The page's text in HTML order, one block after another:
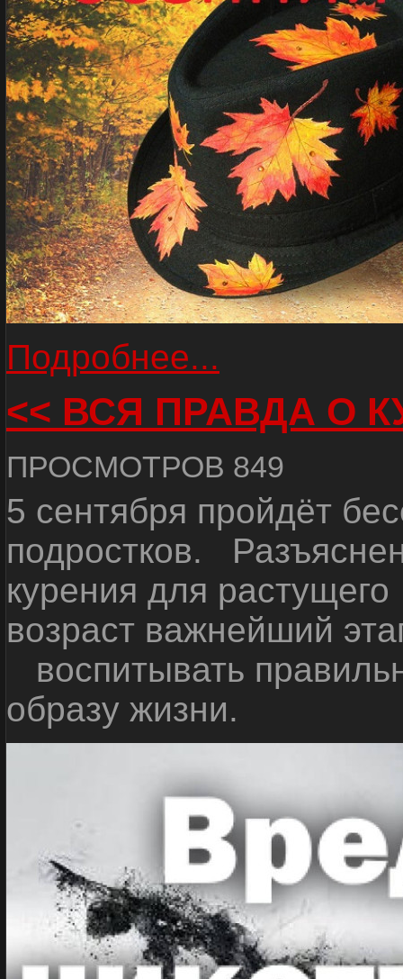
Подробнее...
<< ВСЯ ПРАВДА О
ПРОСМОТРОВ 849
5 сентября пройдёт
подростков.
курения для
возраст важнейший
воспитывать
образу жизни.